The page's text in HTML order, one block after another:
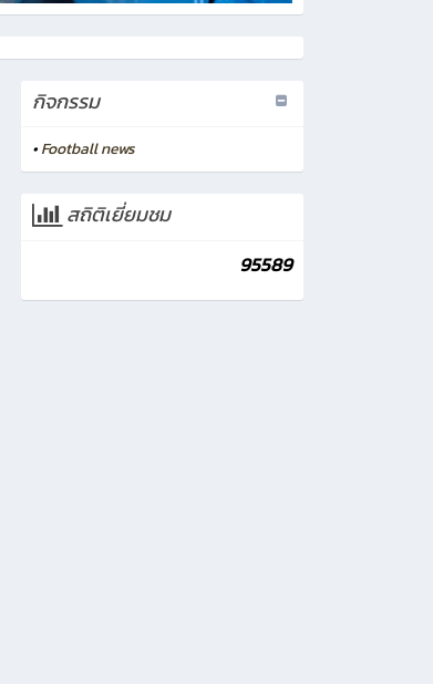
กิจกรรม
•Football news
สถิติเยี่ยมชม
95589